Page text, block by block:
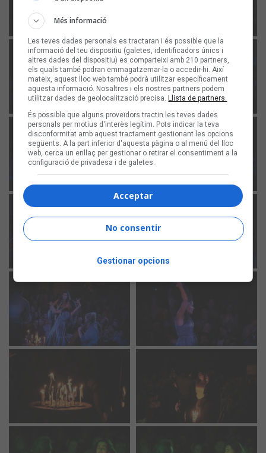
Més informació
Les teves dades personals es tractaran i és possible que la
informació del teu dispositiu (galetes, identificadors únics i
altres dades del dispositiu) es comparteixi amb 210 partners,
els quals també podran emmagatzemar-la o accedir-hi. Així
mateix, aquest lloc web també podrà utilitzar específicament
aquesta informació. Nosaltres i els nostres partners podem
utilitzar dades de geolocalització precisa. Llista de partners.
És possible que alguns proveïdors tractin les teves dades
personals per motius d'interès legítim. Pots indicar la teva
disconformitat amb aquest tractament gestionant les opcions
següents. A la part inferior d'aquesta pàgina o al menú del lloc
web, cerca un enllaç per gestionar o retirar el consentiment a la
configuració de privadesa i de galetes.
Acceptar
No consentir
Gestionar opcions